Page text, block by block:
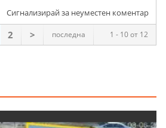
Сигнализирай за неуместен коментар
1 - 10 от 12
2 > последна